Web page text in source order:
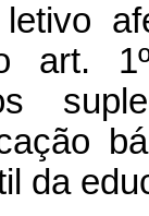
art.
da